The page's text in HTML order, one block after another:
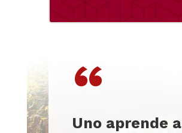
“
Uno aprende a